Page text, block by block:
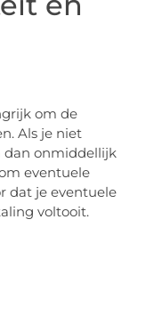
om de
Als je niet
dan onmiddellijk
eventuele
dat je eventuele
voltooit.